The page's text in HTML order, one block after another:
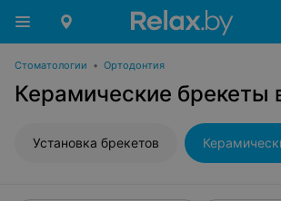
Стоматологии • Ортодонтия
Керамические брекеты
Установка брекетов